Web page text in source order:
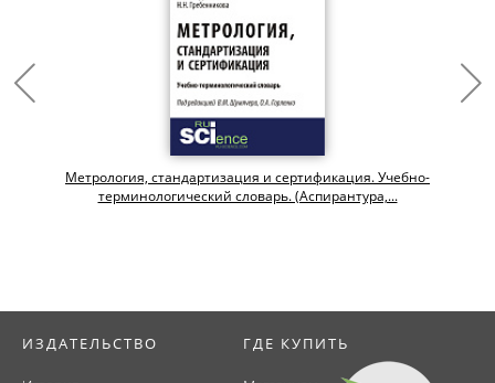
Метрология, стандартизация и сертификация. Учебно-
терминологический словарь. (Аспирантура,...
ИЗДАТЕЛЬСТВО ГДЕ КУПИТЬ